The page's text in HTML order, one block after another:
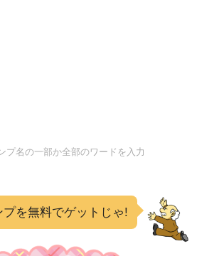
プ名の一部か全部のワードを入力
プを無料でゲットじゃ!